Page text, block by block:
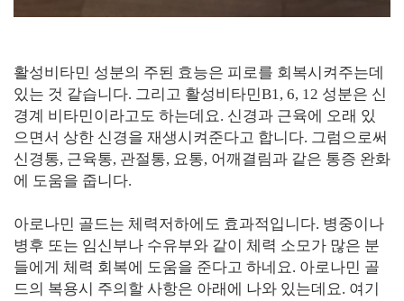
활성비타민 성분의 주된 효능은 피로를 회복시켜주는데
있는 것 같습니다. 그리고 활성비타민B1, 6, 12 성분은 신
경계 비타민이라고도 하는데요. 신경과 근육에 오래 있
으면서 상한 신경을 재생시켜준다고 합니다. 그럼으로써
신경통, 근육통, 관절통, 요통, 어깨결림과 같은 통증 완화
에 도움을 줍니다.
아로나민 골드는 체력저하에도 효과적입니다. 병중이나
병후 또는 임신부나 수유부와 같이 체력 소모가 많은 분
들에게 체력 회복에 도움을 준다고 하네요. 아로나민 골
드의 복용시 주의할 사항은 아래에 나와 있는데요. 여기